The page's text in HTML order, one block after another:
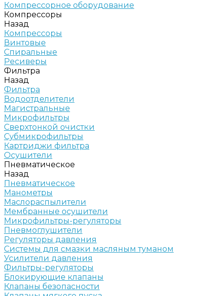
Компрессорное оборудование
Компрессоры
Назад
Компрессоры
Винтовые
Спиральные
Ресиверы
Фильтра
Назад
Фильтра
Водоотделители
Магистральные
Микрофильтры
Сверхтонкой очистки
Субмикрофильтры
Картриджи фильтра
Осушители
Пневматическое
Назад
Пневматическое
Манометры
Маслораспылители
Мембранные осушители
Микрофильтры-регуляторы
Пневмоглушители
Регуляторы давления
Системы для смазки масляным туманом
Усилители давления
Фильтры-регуляторы
Блокирующие клапаны
Клапаны безопасности